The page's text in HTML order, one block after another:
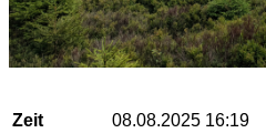
Zeit
08.08.2025 16:19